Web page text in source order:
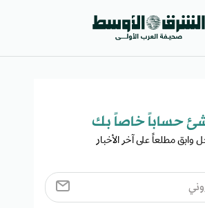
حساباً خاصاً بك​
وابق مطلعاً على آخر الأخبار